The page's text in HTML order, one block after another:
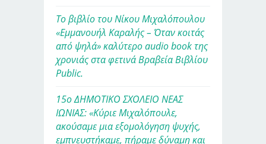
Το βιβλίο του Νίκου Μιχαλόπουλου
«Εμμανουήλ Καραλής – Όταν κοιτάς
από ψηλά» καλύτερο audio book της
χρονιάς στα φετινά Βραβεία Βιβλίου
Public.
15ο ΔΗΜΟΤΙΚΟ ΣΧΟΛΕΙΟ ΝΕΑΣ
ΙΩΝΙΑΣ: «Κύριε Μιχαλόπουλε,
ακούσαμε μια εξομολόγηση ψυχής,
εμπνευστήκαμε, πήραμε δύναμη και